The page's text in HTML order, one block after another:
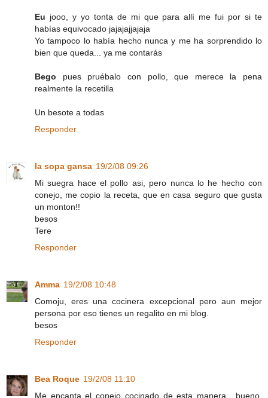
Eu jooo, y yo tonta de mi que para allí me fui por si te
habías equivocado jajajajjajaja
Yo tampoco lo había hecho nunca y me ha sorprendido lo
bien que queda... ya me contarás
Bego pues pruébalo con pollo, que merece la pena
realmente la recetilla
Un besote a todas
Responder
la sopa gansa 19/2/08 09:26
Mi suegra hace el pollo asi, pero nunca lo he hecho con
conejo, me copio la receta, que en casa seguro que gusta
un monton!!
besos
Tere
Responder
Amma 19/2/08 10:48
Comoju, eres una cocinera excepcional pero aun mejor
persona por eso tienes un regalito en mi blog.
besos
Responder
Bea Roque 19/2/08 11:10
Me encanta el conejo cocinado de esta manera....bueno,